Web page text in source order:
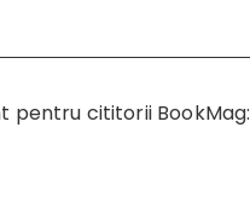
pentru cititorii BookMag: